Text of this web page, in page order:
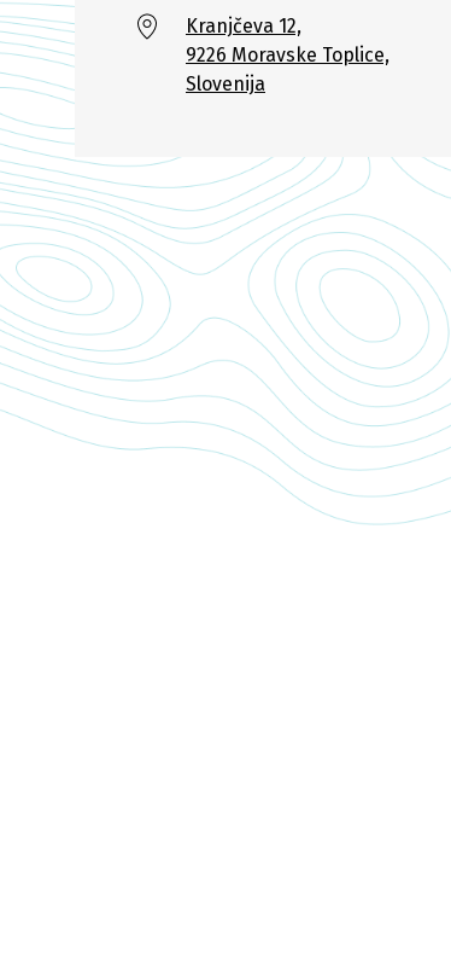
Kranjčeva 12,
9226 Moravske Toplice,
Slovenija